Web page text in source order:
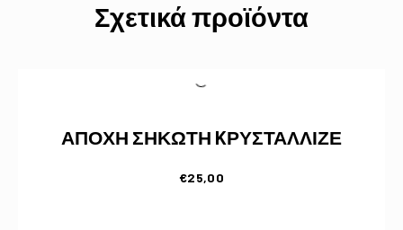
Σχετικά προϊόντα
ΑΠΟΧΗ ΣΗΚΩΤΗ KΡΥΣΤΑΛΛΙΖΕ
€25,00